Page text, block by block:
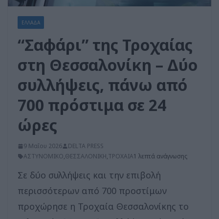
ΕΛΛΑΔΑ
“Σαφάρι” της Τροχαίας
στη Θεσσαλονίκη – Δύο
συλλήψεις, πάνω από
700 πρόστιμα σε 24
ώρες
9 Μαΐου 2026
DELTA PRESS
ΑΣΤΥΝΟΜΙΚΟ,ΘΕΣΣΑΛΟΝΙΚΗ,ΤΡΟΧΑΙΑ1 λεπτά ανάγνωσης
Σε δύο συλλήψεις και την επιβολή
περισσότερων από 700 προστίμων
προχώρησε η Τροχαία Θεσσαλονίκης το